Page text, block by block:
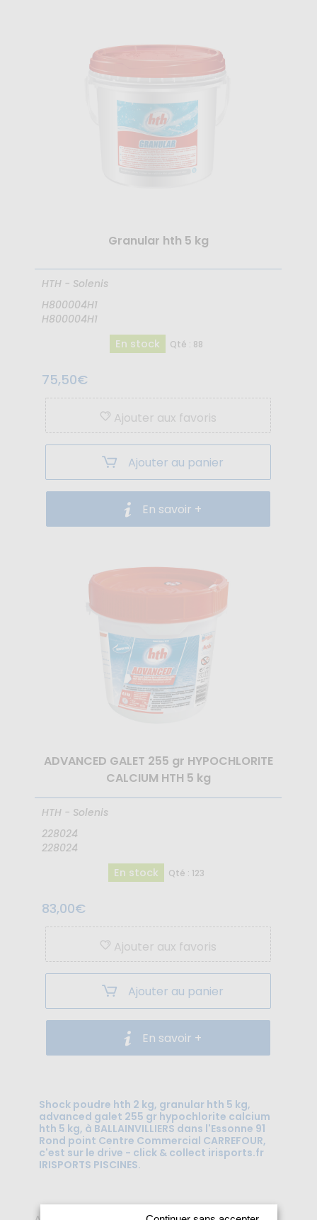
Granular hth 5 kg
HTH - Solenis
H800004H1
H800004H1
En stock
Qté : 88
75,50€
Ajouter aux favoris
Ajouter au panier
En savoir +
ADVANCED GALET 255 gr HYPOCHLORITE
CALCIUM HTH 5 kg
HTH - Solenis
228024
228024
En stock
Qté : 123
83,00€
Ajouter aux favoris
Ajouter au panier
En savoir +
Shock poudre hth 2 kg, granular hth 5 kg,
advanced galet 255 gr hypochlorite calcium
hth 5 kg, à BALLAINVILLIERS dans l'Essonne 91
Rond point Centre Commercial CARREFOUR,
c'est sur le drive - click & collect irisports.fr
IRISPORTS PISCINES.